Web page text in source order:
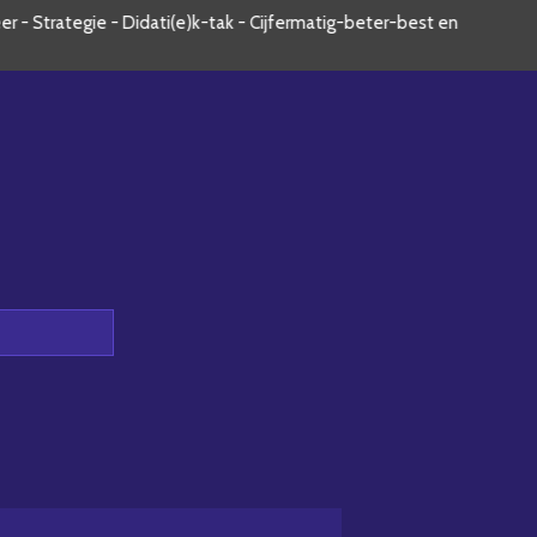
- Strategie - Didati(e)k-tak - Cijfermatig-beter-best en